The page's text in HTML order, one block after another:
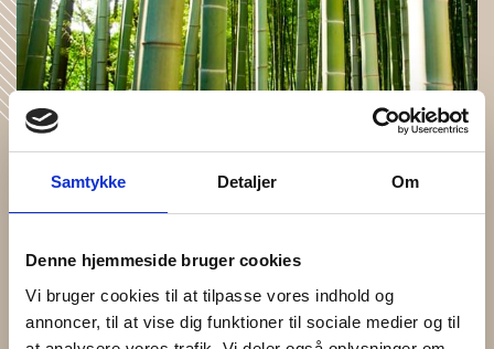
Samtykke Detaljer Om
Denne hjemmeside bruger cookies
Vi bruger cookies til at tilpasse vores indhold og
annoncer, til at vise dig funktioner til sociale medier og til
Viskose (Bambus)
von Viskosefasern. Es ist gar nicht so einfach zu erklären, welche
Faser (wie Wolle und Baumwolle), allerdings handelt es sich auch
nicht um synthetische Fasern (wie Polyester) – Viskose liegt
irgendwo dazwischen.